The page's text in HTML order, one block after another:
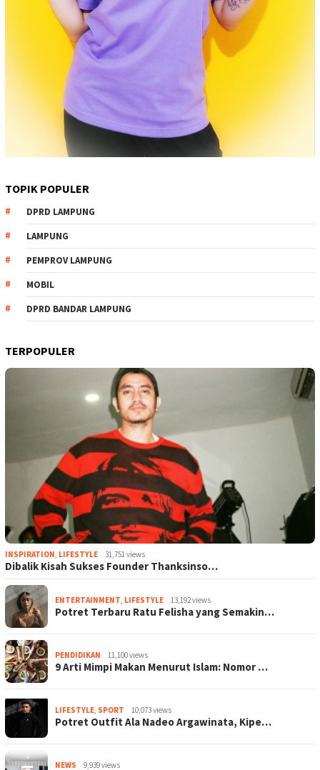
TOPIK POPULER
DPRD LAMPUNG
LAMPUNG
PEMPROV LAMPUNG
MOBIL
DPRD BANDAR LAMPUNG
TERPOPULER
INSPIRATION, LIFESTYLE 31,751 views
Dibalik Kisah Sukses Founder Thanksinso…
ENTERTAINMENT, LIFESTYLE 13,192 views
Potret Terbaru Ratu Felisha yang Semakin…
PENDIDIKAN 11,100 views
9 Arti Mimpi Makan Menurut Islam: Nomor …
LIFESTYLE, SPORT 10,073 views
Potret Outfit Ala Nadeo Argawinata, Kipe…
NEWS 9,939 views